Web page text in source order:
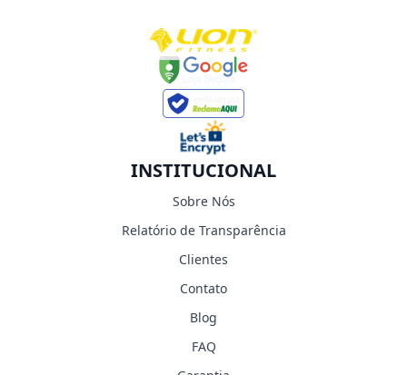
INSTITUCIONAL
Sobre Nós
Relatório de Transparência
Clientes
Contato
Blog
FAQ